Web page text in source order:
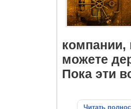
компании,
можете
Пока эти
Читать